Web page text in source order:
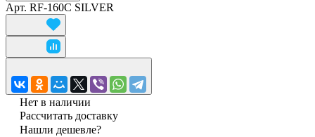
Арт. RF-160C SILVER
Нет в наличии
Рассчитать доставку
Нашли дешевле?